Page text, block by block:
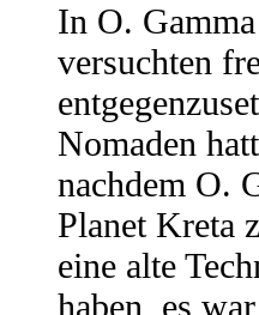
In O.
versuchten
Nomaden
nachdem O.
Planet Kreta
eine alte
haben, es